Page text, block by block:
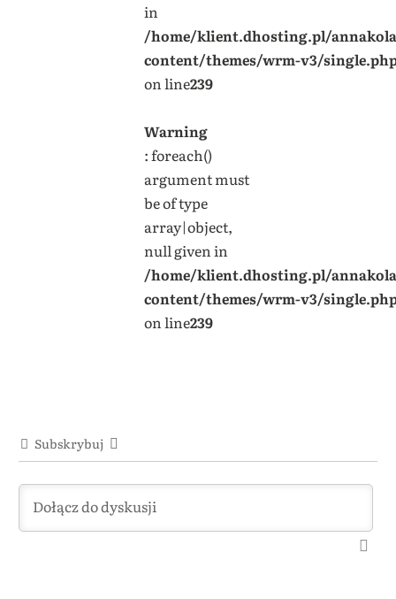
in
/home/klient.dhosting.pl/
content/themes/wrm-v3/
on line239
Warning
: foreach()
argument must
be of type
array|object,
null given in
/home/klient.dhosting.pl/
content/themes/wrm-v3/
on line239
Subskrybuj